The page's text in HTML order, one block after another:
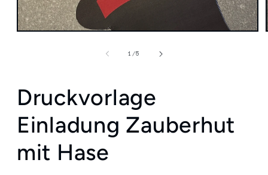
1 /von
5
Druckvorlage
Einladung Zauberhut
mit Hase